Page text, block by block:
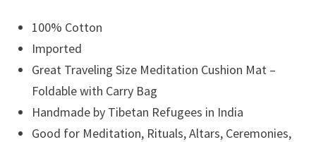
100% Cotton
Imported
Great Traveling Size Meditation Cushion Mat –
Foldable with Carry Bag
Handmade by Tibetan Refugees in India
Good for Meditation, Rituals, Altars, Ceremonies,